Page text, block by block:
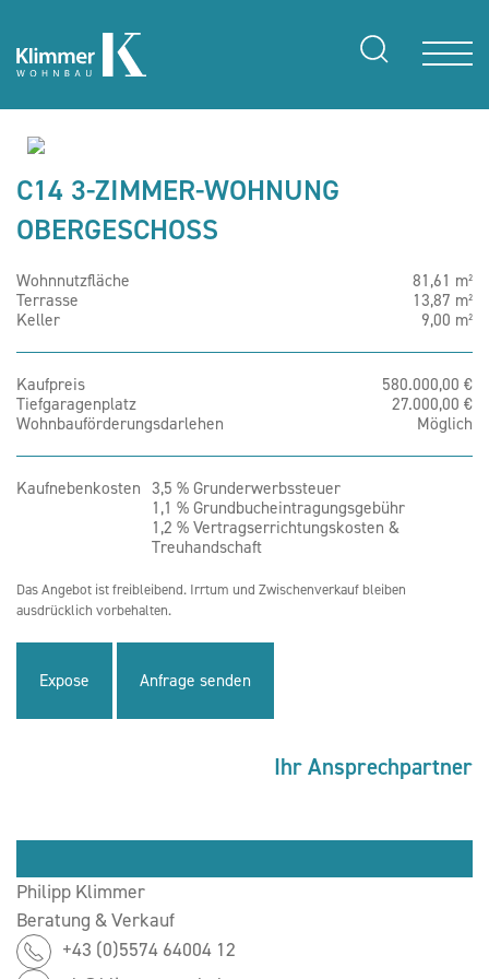
C14 3-ZIMMER-WOHNUNG
OBERGESCHOSS
Wohnnutzfläche
81,61 m²
Terrasse
13,87 m²
Keller
9,00 m²
Kaufpreis
580.000,00 €
Tiefgaragenplatz
27.000,00 €
Wohnbauförderungsdarlehen
Möglich
Kaufnebenkosten 3,5 % Grunderwerbssteuer
1,1 % Grundbucheintragungsgebühr
1,2 % Vertragserrichtungskosten &
Treuhandschaft
Das Angebot ist freibleibend. Irrtum und Zwischenverkauf bleiben
ausdrücklich vorbehalten.
Expose Anfrage senden
Ihr Ansprechpartner
Philipp Klimmer
Beratung & Verkauf
+43 (0)5574 64004 12